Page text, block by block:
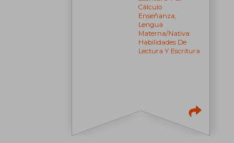
Cálculo
Enseñanza,
Lengua
Materna/nativa:
Habilidades De
Lectura Y Escritura